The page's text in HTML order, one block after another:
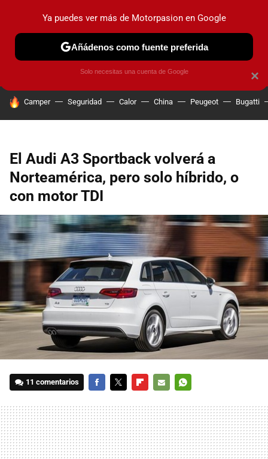
PRUEBAS COCHES ELÉCTRICOS OBSERVATORIO
HOY SE HABLA DE
Camper Seguridad Calor China Peugeot Bugatti
El Audi A3 Sportback volverá a
Norteamérica, pero solo híbrido, o
con motor TDI
11 comentarios
MAIL
×
Ya puedes ver más de Motorpasion en Google
Añádenos como fuente preferida
Solo necesitas una cuenta de Google